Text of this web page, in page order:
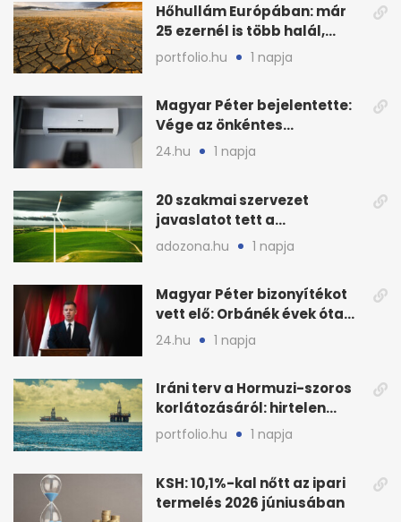
Hőhullám Európában: már
25 ezernél is több halál,
folytatódhat
portfolio.hu 1 napja
Magyar Péter bejelentette:
Vége az önkéntes
fogyasztáscsökkentésnek
24.hu 1 napja
20 szakmai szervezet
javaslatot tett a
fenntartható szélenergia-
adozona.hu 1 napja
Magyar Péter bizonyítékot
vett elő: Orbánék évek óta
tudtak az energiarendszer
összeomlásáról
24.hu 1 napja
Iráni terv a Hormuzi-szoros
korlátozásáról: hirtelen
megugrott az olajár
portfolio.hu 1 napja
KSH: 10,1%-kal nőtt az ipari
termelés 2026 júniusában